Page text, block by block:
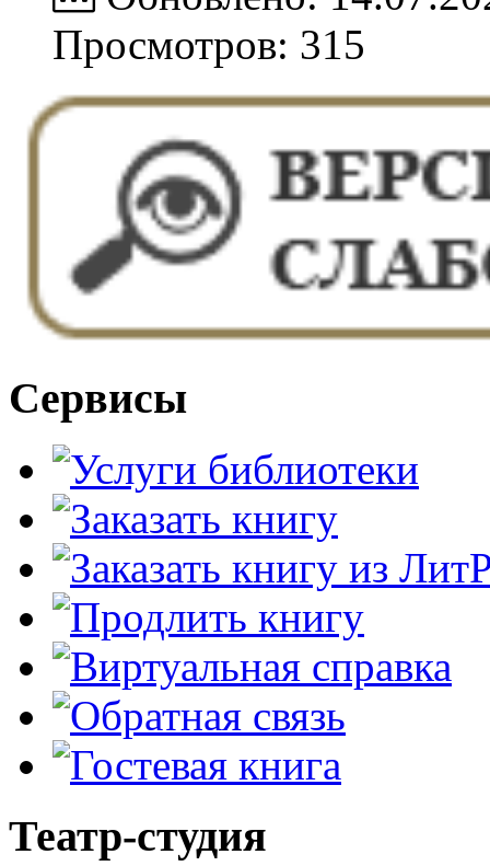
Просмотров: 315
Сервисы
Театр-студия